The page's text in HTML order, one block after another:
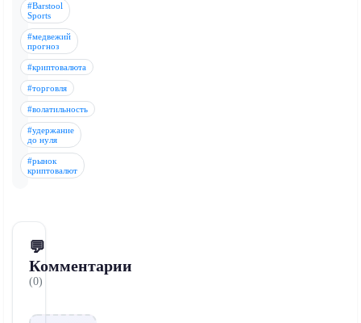
#Barstool
Sports
#медвежий
прогноз
#криптовалюта
#торговля
#волатильность
#удержание
до нуля
#рынок
криптовалют
💬
Комментарии
(0)